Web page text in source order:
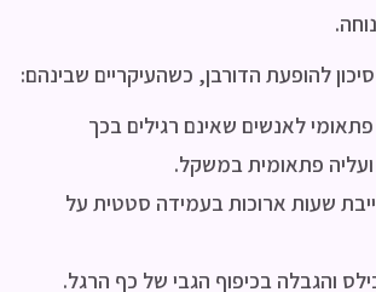
להופעת הדורבן, כשהעיקריים שבינהם:
לאנשים שאינם רגילים בכך
פתאומית במשקל.
שעות ארוכות בעמידה סטטית על
והגבלה בכיפוף הגבי של כף הרגל.